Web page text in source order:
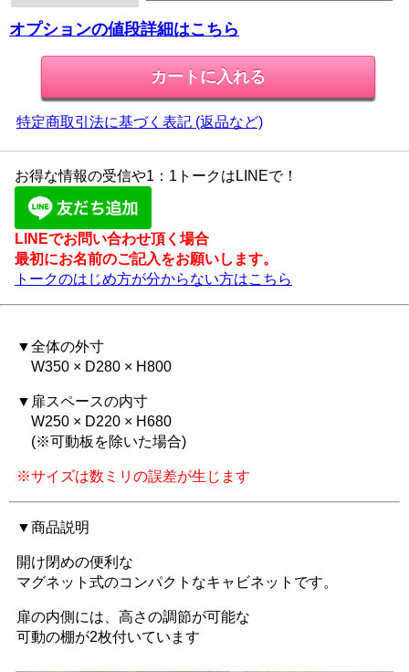
オプションの値段詳細はこちら
特定商取引法に基づく表記 (返品など)
お得な情報の受信や1：1トークはLINEで！
LINEでお問い合わせ頂く場合
最初にお名前のご記入をお願いします。
トークのはじめ方が分からない方はこちら
▼全体の外寸
W350 × D280 × H800
▼扉スペースの内寸
W250 × D220 × H680
(※可動板を除いた場合)
※サイズは数ミリの誤差が生じます
▼商品説明
開け閉めの便利な
マグネット式のコンパクトなキャビネットです。
扉の内側には、高さの調節が可能な
可動の棚が2枚付いています